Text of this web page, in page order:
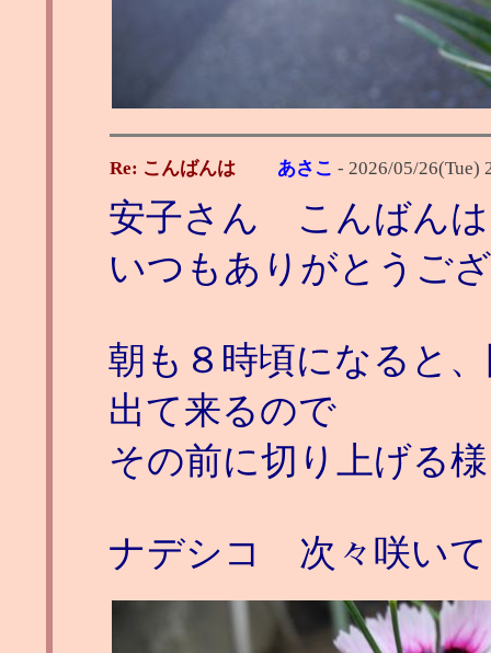
Re: こんばんは あさこ - 2026/05/26(Tue)
安子さん こんばんは
いつもありがとうご
朝も８時頃になると
出て来るので
その前に切り上げる
ナデシコ 次々咲い